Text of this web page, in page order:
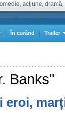
acţiune, dramă,
În curând Trailer
Banks"
eroi,